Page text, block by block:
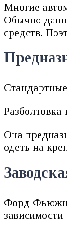
Многие
Обычно
средств.
Она
одеть на
Форд Фьюжн
зависимости